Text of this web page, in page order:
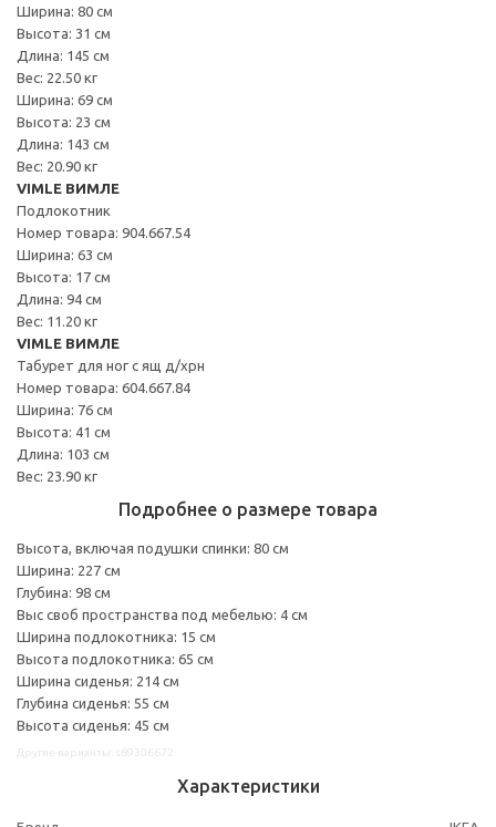
Ширина: 80 см
Высота: 31 см
Длина: 145 см
Вес: 22.50 кг
Ширина: 69 см
Высота: 23 см
Длина: 143 см
Вес: 20.90 кг
VIMLE ВИМЛЕ
Подлокотник
Номер товара: 904.667.54
Ширина: 63 см
Высота: 17 см
Длина: 94 см
Вес: 11.20 кг
VIMLE ВИМЛЕ
Табурет для ног с ящ д/хрн
Номер товара: 604.667.84
Ширина: 76 см
Высота: 41 см
Длина: 103 см
Вес: 23.90 кг
Подробнее о размере товара
Высота, включая подушки спинки: 80 см
Ширина: 227 см
Глубина: 98 см
Выс своб пространства под мебелью: 4 см
Ширина подлокотника: 15 см
Высота подлокотника: 65 см
Ширина сиденья: 214 см
Глубина сиденья: 55 см
Высота сиденья: 45 см
Характеристики